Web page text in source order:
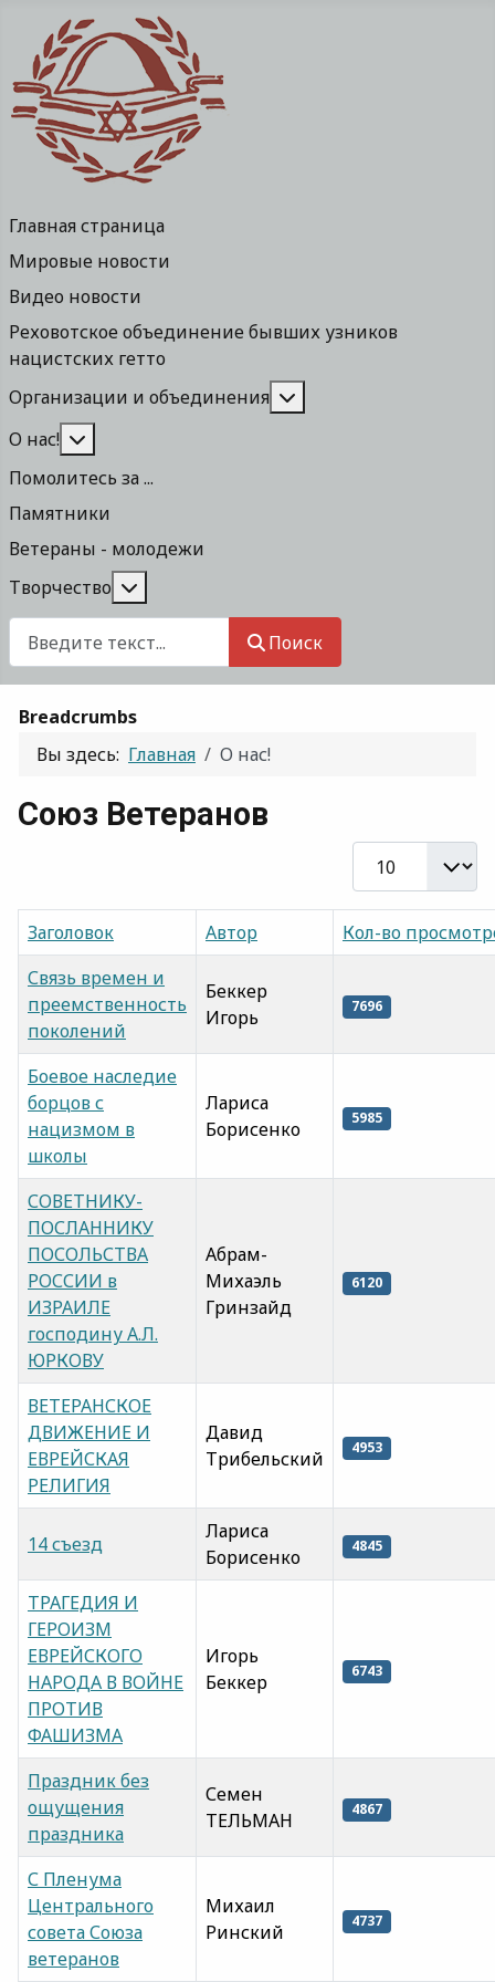
Главная страница
Мировые новости
Видео новости
Реховотское объединение бывших узников
нацистских гетто
Организации и объединения
О нас!
Помолитесь за ...
Памятники
Ветераны - молодежи
Творчество
Поиск
Breadcrumbs
Вы здесь: Главная О нас!
Союз Ветеранов
Заголовок Автор
Кол-во
Связь времен и
преемственность
поколений
Беккер
Игорь
7696
Боевое наследие
борцов с
нацизмом в
школы
Лариса
Борисенко
5985
СОВЕТНИКУ-
ПОСЛАННИКУ
ПОСОЛЬСТВА
РОССИИ в
ИЗРАИЛЕ
господину А.Л.
ЮРКОВУ
Абрам-
Михаэль
Гринзайд
6120
ВЕТЕРАНСКОЕ
ДВИЖЕНИЕ И
ЕВРЕЙСКАЯ
РЕЛИГИЯ
Давид
Трибельский
4953
14 съезд
Лариса
Борисенко
4845
ТРАГЕДИЯ И
ГЕРОИЗМ
ЕВРЕЙСКОГО
НАРОДА В ВОЙНЕ
ПРОТИВ
ФАШИЗМА
Игорь
Беккер
6743
Праздник без
ощущения
праздника
Семен
ТЕЛЬМАН
4867
С Пленума
Центрального
совета Союза
ветеранов
Михаил
Ринский
4737